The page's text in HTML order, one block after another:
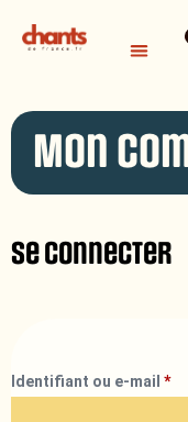
Mon
Se connecter
Identifiant ou e-mail *